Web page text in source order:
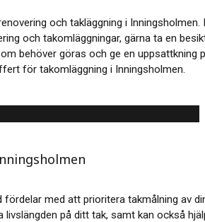
och takläggning i
och takomläggningar, gärna ta en
behöver göras och ge en uppsattkning
för takomläggning i Inningsholmen.
fördelar med att prioritera takmålning av
livslängden på ditt tak, samt kan också